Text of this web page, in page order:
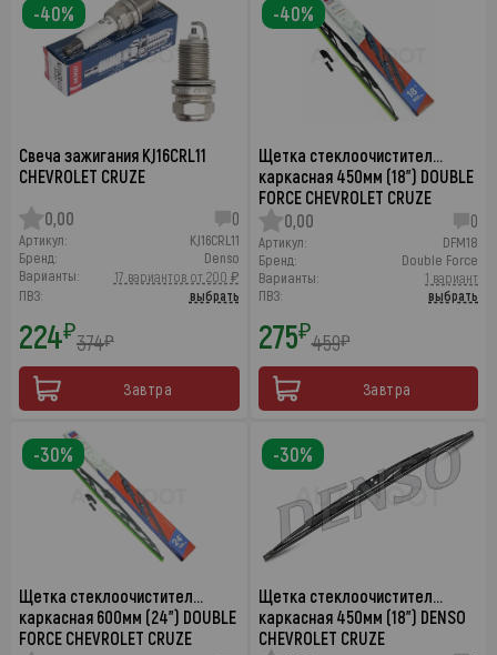
Свеча зажигания KJ16CRL11
CHEVROLET CRUZE
0,00
0
Артикул:
KJ16CRL11
Бренд:
Denso
Варианты:
17 вариантов от 200 ₽
ПВЗ:
выбрать
224₽374₽
Завтра
-40%
Щетка стеклоочистител…
каркасная 450мм (18") DOUBLE
FORCE CHEVROLET CRUZE
0,00
0
Артикул:
DFM18
Бренд:
Double Force
Варианты:
1 вариант
ПВЗ:
выбрать
275₽459₽
Завтра
-40%
Щетка стеклоочистител…
каркасная 600мм (24") DOUBLE
FORCE CHEVROLET CRUZE
-30%
Щетка стеклоочистител…
каркасная 450мм (18") DENSO
CHEVROLET CRUZE
-30%